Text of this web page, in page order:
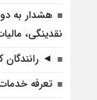
هشدار به
نقدینگی،
◄ رانندگان
تعرفه خدمات